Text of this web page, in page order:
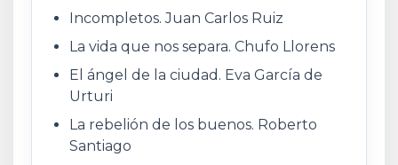
Incompletos. Juan Carlos Ruiz
La vida que nos separa. Chufo Llorens
El ángel de la ciudad. Eva García de
Urturi
La rebelión de los buenos. Roberto
Santiago